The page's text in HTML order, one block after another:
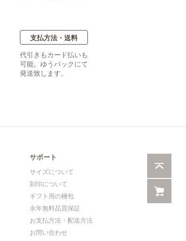
支払方法・送料
代引きもカード払いも
可能。ゆうパックにて
発送致します。
サポート
サイズについて
刻印について
ギフト用の梱包
永年無料品質保証
お支払方法・配送方法
お問い合わせ